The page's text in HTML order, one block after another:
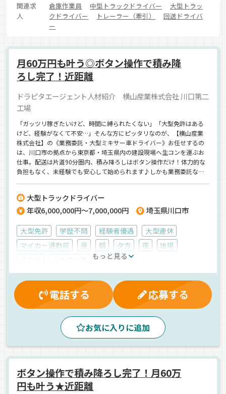
関連求
人
倉庫作業員 中型トラックドライバー
大型トラッ
クドライバー
トレーラー（牽引）
回送ドライバ
ー
月60万円も叶う◎ボタン操作で積み降
ろし完了！近距離
ドラピタエージェント人材紹介 横山産業株式会社 川口第二
工場
「ガッツリ稼ぎたいけど、時間に縛られたくない」「大型免許はある
けど、経験がなくて不安…」そんな方にピッタリなのが、【横山産業
株式会社】の《業務委託・大型ミキサー車ドライバー》お任せするの
は、川口市の拠点から東京都・埼玉県内の建設現場へ生コンを運ぶお
仕事。配送は片道90分圏内、積み降ろしはボタン操作だけ！体力的な
負担もなく、未経験でも安心して始められます♪しかも業務委託なの
ており、異業種からの転職も歓迎です◎【横山産業株式会社】でのお
仕事ですが、応募はドラピタエージェントを通じてのご紹介になりま
大型トラックドライバー
年収6,000,000円～7,000,000円
埼玉県川口市
大型免許 学歴不問 経験者優遇
大型連休
マイカー通勤可
昼 朝 夕方 夜
地場
業務委託
もっと見る
電話する 応募する
お気に入りに追加
ボタン操作で積み降ろし完了！月60万
円も叶う★近距離